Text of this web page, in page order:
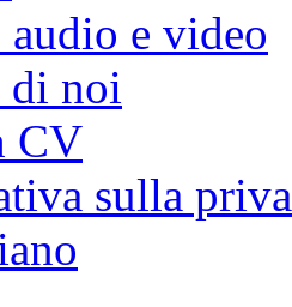
audio e video
di noi
CV
sulla